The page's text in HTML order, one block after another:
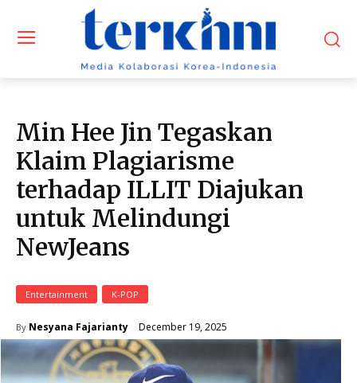
Min Hee Jin Tegaskan
Klaim Plagiarisme
terhadap ILLIT Diajukan
untuk Melindungi
NewJeans
Entertainment K-POP
By Nesyana Fajarianty December 19, 2025